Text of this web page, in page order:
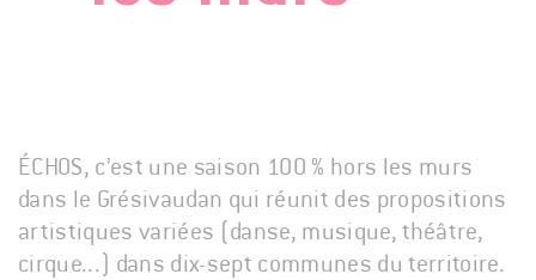
ÉCHOS, c’est une saison 100 % hors les murs
dans le Grésivaudan qui réunit des propositions
artistiques variées (danse, musique, théâtre,
cirque...) dans dix-sept communes du territoire.